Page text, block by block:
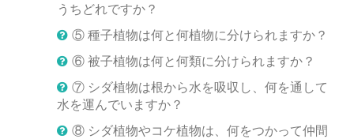
うちどれですか？
⑤ 種子植物は何と何植物に分けられますか？
⑥ 被子植物は何と何類に分けられますか？
⑦ シダ植物は根から水を吸収し、何を通して
水を運んでいますか？
⑧ シダ植物やコケ植物は、何をつかって仲間